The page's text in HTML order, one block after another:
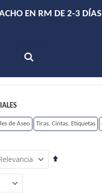
EN RM DE 2-3
Establecer
de Aseo Tiras, Cintas, Etiquetas